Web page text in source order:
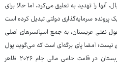
را تهدید به تعلیق می‌کرد، اما حالا برای
پرونده سرمایه‌گذاری دولتی تبدیل کرده است
نفتی عربستان، به جمع اسپانسرهای اصلی
نیست؛ امضا پای برگه‌ای است که می‌گوید پول
نفت می‌تواند هر قانونی را دور بزند. عربستان در قامت حامی مالی جام ۲۰۲۶ ظاهر